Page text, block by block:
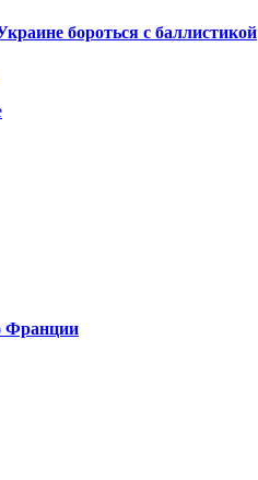
бороться с баллистикой
Франции